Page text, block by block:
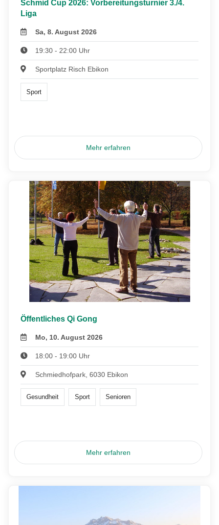
Schmid Cup 2026: Vorbereitungsturnier 3./4.
Liga
Sa, 8. August 2026
19:30 - 22:00 Uhr
Sportplatz Risch Ebikon
Sport
Mehr erfahren
Öffentliches Qi Gong
Mo, 10. August 2026
18:00 - 19:00 Uhr
Schmiedhofpark, 6030 Ebikon
Gesundheit Sport Senioren
Mehr erfahren